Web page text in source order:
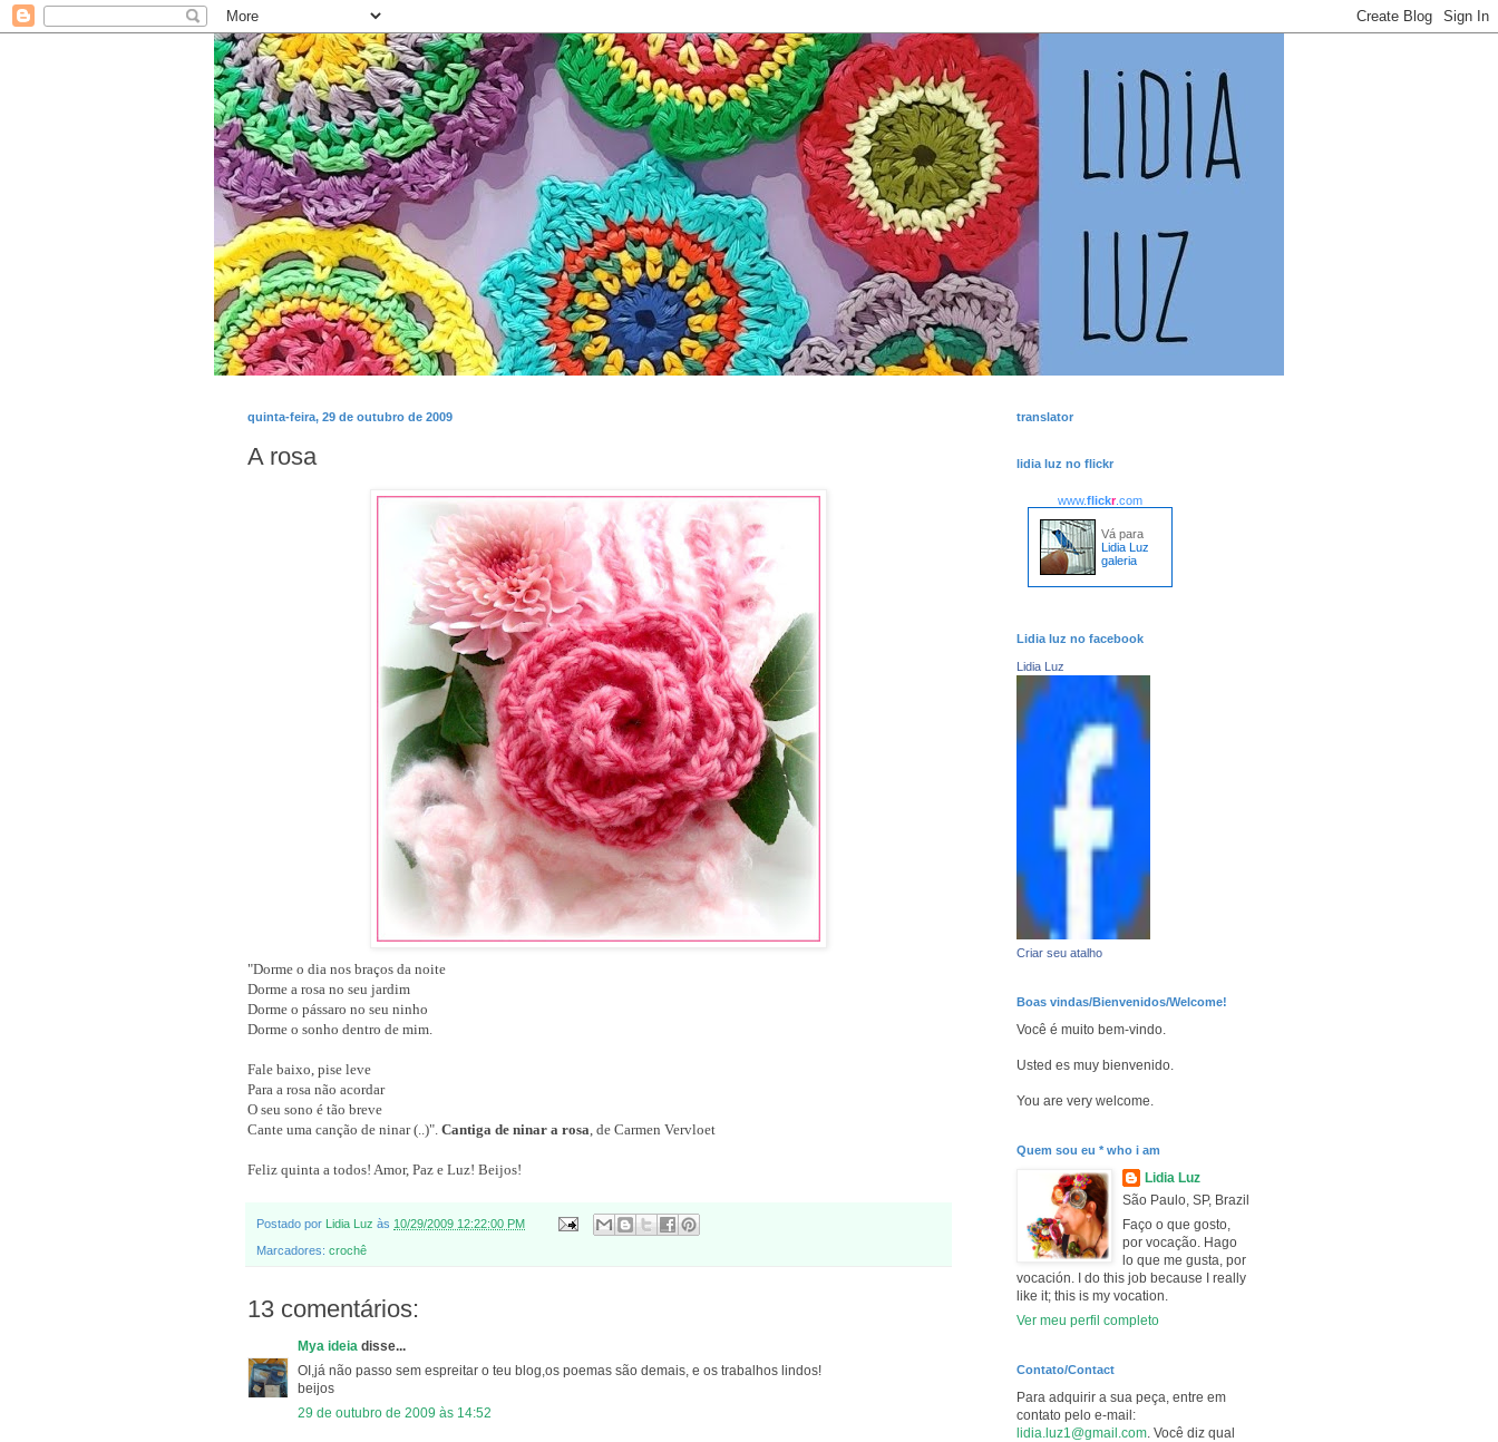
quinta-feira, 29 de outubro de 2009
A rosa
"Dorme o dia nos braços da noite
Dorme a rosa no seu jardim
Dorme o pássaro no seu ninho
Dorme o sonho dentro de mim.
Fale baixo, pise leve
Para a rosa não acordar
O seu sono é tão breve
Cante uma canção de ninar (..)". Cantiga de ninar a rosa , de Carmen Vervloet
Feliz quinta a todos! Amor, Paz e Luz! Beijos!
Postado por Lidia Luz às 10/29/2009 12:22:00 PM
Marcadores: crochê
13 comentários:
Mya ideia disse...
OI,já não passo sem espreitar o teu blog,os poemas são demais, e os trabalhos lindos!
beijos
29 de outubro de 2009 às 14:52
translator
lidia luz no flickr
www.flickr.com
Vá para
Lidia Luz
galeria
Lidia luz no facebook
Lidia Luz
Criar seu atalho
Boas vindas/Bienvenidos/Welcome!
Você é muito bem-vindo.
Usted es muy bienvenido.
You are very welcome.
Quem sou eu * who i am
Lidia Luz
São Paulo, SP, Brazil
Faço o que gosto,
por vocação. Hago
lo que me gusta, por
vocación. I do this job because I really
like it; this is my vocation.
Ver meu perfil completo
Contato/Contact
Para adquirir a sua peça, entre em
contato pelo e-mail:
lidia.luz1@gmail.com. Você diz qual